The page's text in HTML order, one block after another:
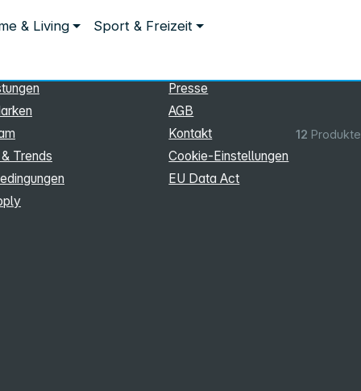
& Living Sport & Freizeit
12 Produkte
Trends
Presse
AGB
Kontakt
Cookie‑Einstellungen
EU Data Act